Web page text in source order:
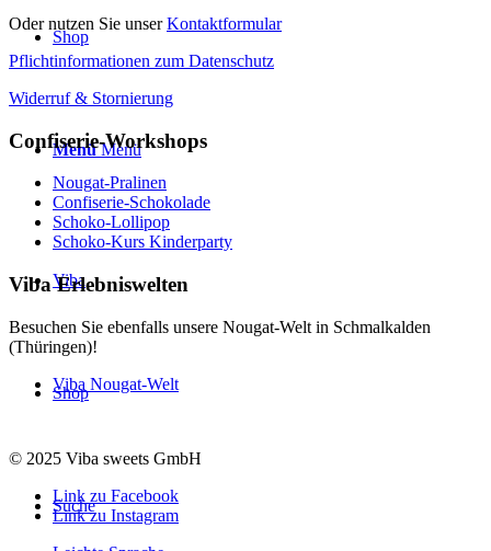
Shop
Menü Menü
Viba
Shop
Suche
Oder nutzen Sie unserKontaktformular
Pflichtinformationen zum Datenschutz
Widerruf & Stornierung
Confiserie-Workshops
Nougat-Pralinen
Confiserie-Schokolade
Schoko-Lollipop
Schoko-Kurs Kinderparty
Viba Erlebniswelten
Besuchen Sie ebenfalls unsere Nougat-Welt in Schmalkalden
(Thüringen)!
Viba Nougat-Welt
© 2025 Viba sweets GmbH
Link zu Facebook
Link zu Instagram